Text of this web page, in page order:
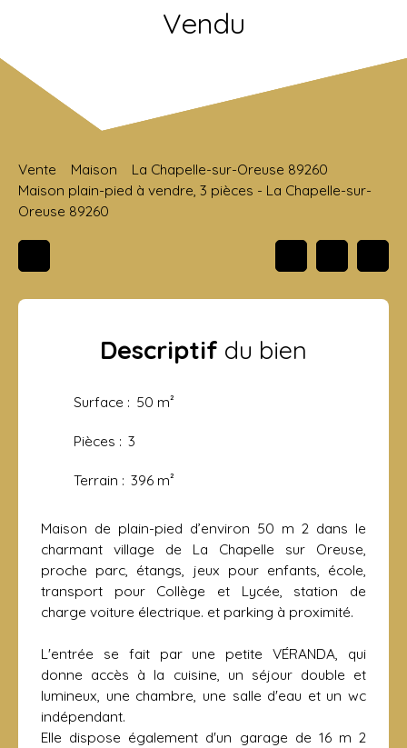
Vendu
Vente Maison
La Chapelle-sur-Oreuse 89260
Maison plain-pied à vendre, 3 pièces - La Chapelle-sur-
Oreuse 89260
Descriptif du bien
Surface : 50 m²
Pièces : 3
Terrain : 396 m²
Maison de plain-pied d’environ 50 m 2 dans le
charmant village de La Chapelle sur Oreuse,
proche parc, étangs, jeux pour enfants, école,
transport pour Collège et Lycée, station de
charge voiture électrique. et parking à proximité.
L'entrée se fait par une petite VÉRANDA, qui
donne accès à la cuisine, un séjour double et
lumineux, une chambre, une salle d'eau et un wc
indépendant.
Elle dispose également d'un garage de 16 m 2